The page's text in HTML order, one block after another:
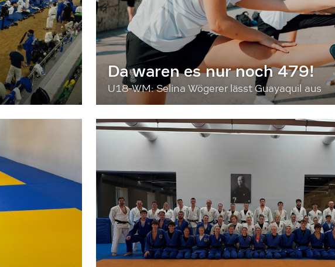
Da waren es nur noch 479!
U18-WM: Selina Wögerer lässt Guayaquil aus